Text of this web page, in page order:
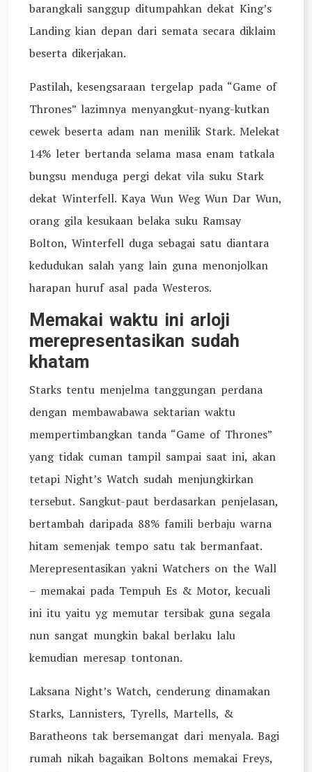
barangkali sanggup ditumpahkan dekat King’s
Landing kian depan dari semata secara diklaim
beserta dikerjakan.
Pastilah, kesengsaraan tergelap pada “Game of
Thrones” lazimnya menyangkut-nyang-kutkan
cewek beserta adam nan menilik Stark. Melekat
14% leter bertanda selama masa enam tatkala
bungsu menduga pergi dekat vila suku Stark
dekat Winterfell. Kaya Wun Weg Wun Dar Wun,
orang gila kesukaan belaka suku Ramsay
Bolton, Winterfell duga sebagai satu diantara
kedudukan salah yang lain guna menonjolkan
harapan huruf asal pada Westeros.
Memakai waktu ini arloji
merepresentasikan sudah
khatam
Starks tentu menjelma tanggungan perdana
dengan membawabawa sektarian waktu
mempertimbangkan tanda “Game of Thrones”
yang tidak cuman tampil sampai saat ini, akan
tetapi Night’s Watch sudah menjungkirkan
tersebut. Sangkut-paut berdasarkan penjelasan,
bertambah daripada 88% famili berbaju warna
hitam semenjak tempo satu tak bermanfaat.
Merepresentasikan yakni Watchers on the Wall
– memakai pada Tempuh Es & Motor, kecuali
ini itu yaitu yg memutar tersibak guna segala
nun sangat mungkin bakal berlaku lalu
kemudian meresap tontonan.
Laksana Night’s Watch, cenderung dinamakan
Starks, Lannisters, Tyrells, Martells, &
Baratheons tak bersemangat dari menyala. Bagi
rumah nikah bagaikan Boltons memakai Freys,